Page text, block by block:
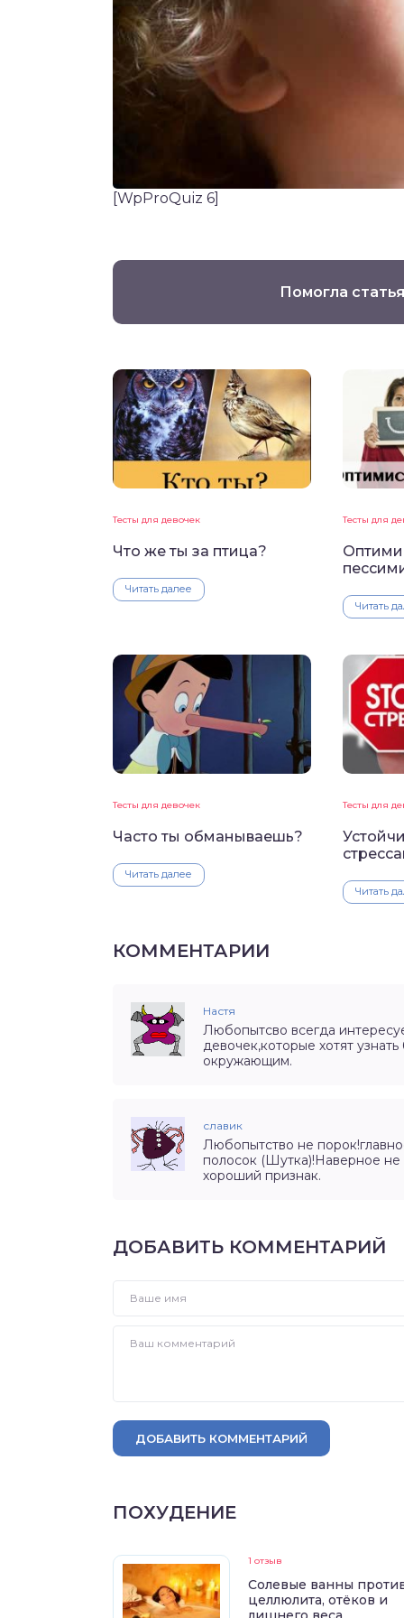
[WpProQuiz 6]
Помогла
Тесты для девочек
Что же ты за птица?
Читать далее
Тесты для
Читать
Тесты для девочек
Часто ты обманываешь?
Читать далее
Тесты для
Читать
КОММЕНТАРИИ
Настя
Любопытсво всегда
девочек,которые хотят
окружающим.
славик
Любопытство не
полосок (Шутка)!Наверное не
хороший признак.
ДОБАВИТЬ КОММЕНТАРИЙ
ДОБАВИТЬ КОММЕНТАРИЙ
ПОХУДЕНИЕ
1 отзыв
Солевые ванны
целлюлита, отёков и